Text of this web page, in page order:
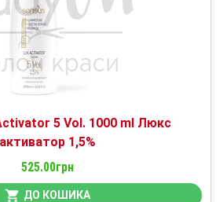
5 Vol. 1000 ml Люкс
активатор 1,5%
525.00грн
ДО КОШИКА